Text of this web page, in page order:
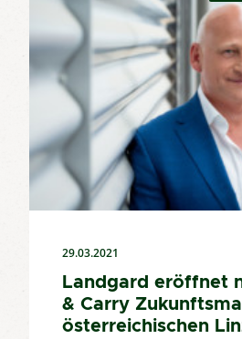
29.03.2021
Landgard eröffnet
& Carry
österreichischen